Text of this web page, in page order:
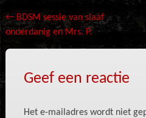
Bericht
navigatie
←BDSM sessie van slaaf
onderdanig en Mrs. P.
Geef een reactie
Het e-mailadres wordt niet